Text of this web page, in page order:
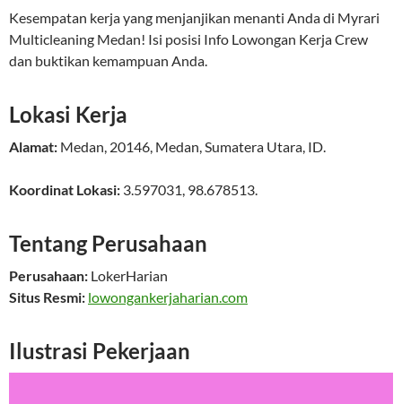
Kesempatan kerja yang menjanjikan menanti Anda di Myrari
Multicleaning Medan! Isi posisi Info Lowongan Kerja Crew
dan buktikan kemampuan Anda.
Lokasi Kerja
Alamat: Medan, 20146, Medan,Sumatera Utara, ID.
Koordinat Lokasi: 3.597031, 98.678513.
Tentang Perusahaan
Perusahaan: LokerHarian
Situs Resmi: lowongankerjaharian.com
Ilustrasi Pekerjaan